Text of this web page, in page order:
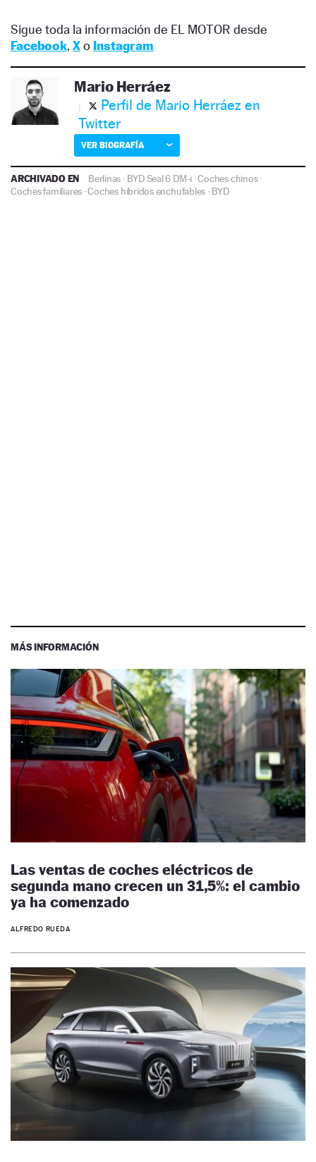
Sigue toda la información de EL MOTOR desde
Facebook, Xo Instagram
Mario Herráez
Perfil de Mario Herráez en
Twitter
VER BIOGRAFÍA
ARCHIVADO EN Berlinas · BYD Seal 6 DM-i ·Coches chinos·
Coches familiares ·Coches híbridos enchufables · BYD
MÁS INFORMACIÓN
Las ventas de coches eléctricos de
segunda mano crecen un 31,5%: el cambio
ya ha comenzado
ALFREDO RUEDA